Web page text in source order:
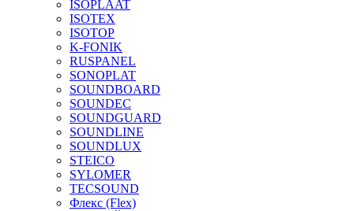
ISOPLAAT
ISOTEX
ISOTOP
K-FONIK
RUSPANEL
SONOPLAT
SOUNDBOARD
SOUNDEC
SOUNDGUARD
SOUNDLINE
SOUNDLUX
STEICO
SYLOMER
TECSOUND
Флекс (Flex)